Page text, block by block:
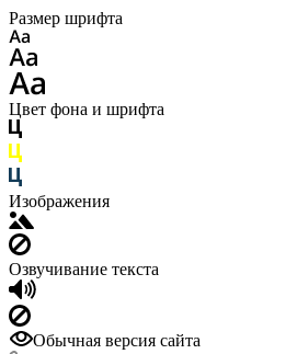
Размер шрифта
Цвет фона и шрифта
Изображения
Озвучивание текста
Обычная версия сайта